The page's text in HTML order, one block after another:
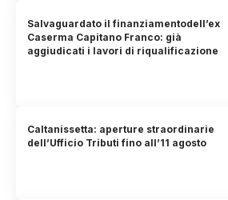
Salvaguardato il finanziamentodell’ex
Caserma Capitano Franco: già
aggiudicati i lavori di riqualificazione
Caltanissetta: aperture straordinarie
dell’Ufficio Tributi fino all’11 agosto